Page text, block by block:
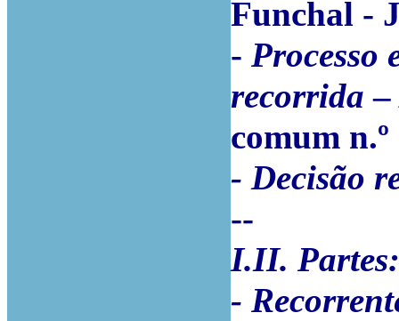
Funchal -
- Processo
recorrida –
comum
- Decisão
--
I.II. Partes:
-